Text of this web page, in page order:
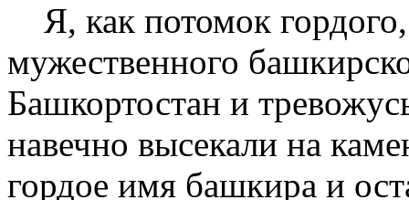
Я, как потомок
мужественного
Башкортостан и
навечно высекали на
гордое имя башкира и